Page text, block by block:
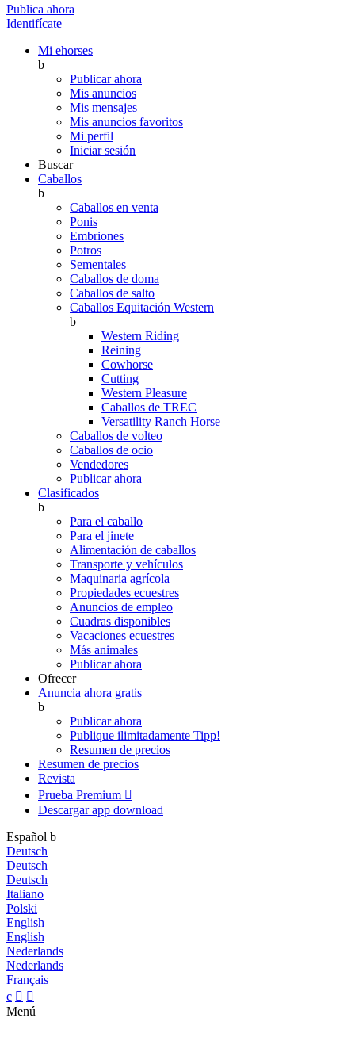
Publica ahora
Identifícate
Mi ehorses
b
Publicar ahora
Mis anuncios
Mis mensajes
Mis anuncios favoritos
Mi perfil
Iniciar sesión
Buscar
Caballos
b
Caballos en venta
Ponis
Embriones
Potros
Sementales
Caballos de doma
Caballos de salto
Caballos Equitación Western
b
Western Riding
Reining
Cowhorse
Cutting
Western Pleasure
Caballos de TREC
Versatility Ranch Horse
Caballos de volteo
Caballos de ocio
Vendedores
Publicar ahora
Clasificados
b
Para el caballo
Para el jinete
Alimentación de caballos
Transporte y vehículos
Maquinaria agrícola
Propiedades ecuestres
Anuncios de empleo
Cuadras disponibles
Vacaciones ecuestres
Más animales
Publicar ahora
Ofrecer
Anuncia ahora gratis
b
Publicar ahora
Publique ilimitadamente Tipp!
Resumen de precios
Resumen de precios
Revista
Prueba Premium 
Descargar app download
Español b
Deutsch
Deutsch
Deutsch
Italiano
Polski
English
English
Nederlands
Nederlands
Français
c  
Menú